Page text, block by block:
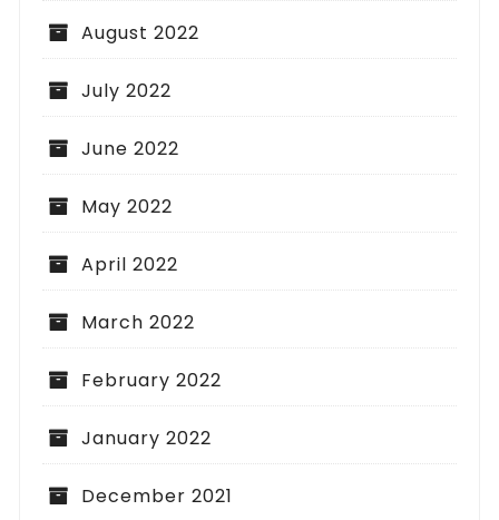
August 2022
July 2022
June 2022
May 2022
April 2022
March 2022
February 2022
January 2022
December 2021